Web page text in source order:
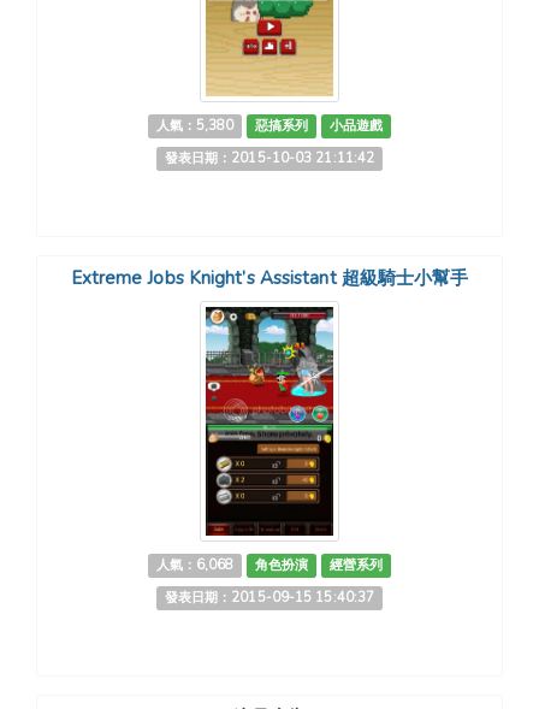
人氣：5,380 惡搞系列
小品遊戲
發表日期：2015-10-03 21:11:42
Extreme Jobs Knight’s Assistant 超級騎士小幫手
人氣：6,068 角色扮演
經營系列
發表日期：2015-09-15 15:40:37